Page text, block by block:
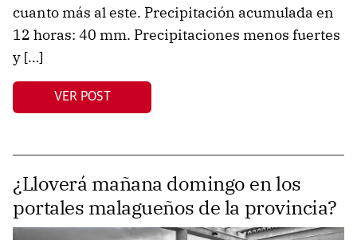
cuanto más al este. Precipitación acumulada en
12 horas: 40 mm. Precipitaciones menos fuertes
y […]
VER POST
¿Lloverá mañana domingo en los
portales malagueños de la provincia?